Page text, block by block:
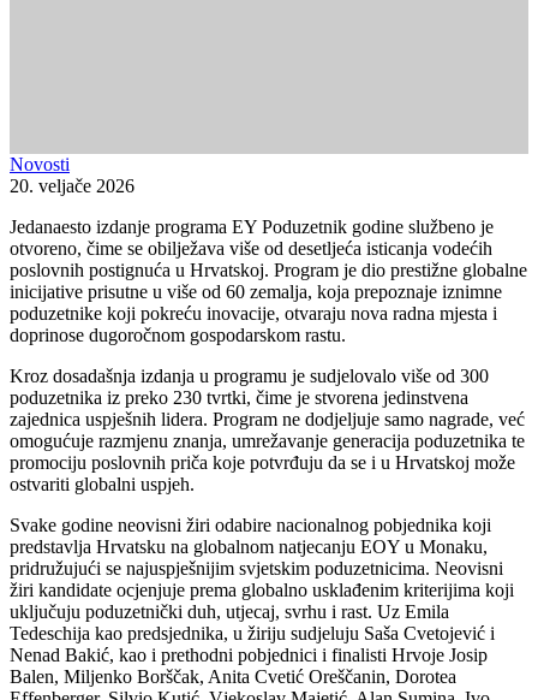
Novosti
20. veljače 2026
Jedanaesto izdanje programa EY Poduzetnik godine službeno je
otvoreno, čime se obilježava više od desetljeća isticanja vodećih
poslovnih postignuća u Hrvatskoj. Program je dio prestižne globalne
inicijative prisutne u više od 60 zemalja, koja prepoznaje iznimne
poduzetnike koji pokreću inovacije, otvaraju nova radna mjesta i
doprinose dugoročnom gospodarskom rastu.
Kroz dosadašnja izdanja u programu je sudjelovalo više od 300
poduzetnika iz preko 230 tvrtki, čime je stvorena jedinstvena
zajednica uspješnih lidera. Program ne dodjeljuje samo nagrade, već
omogućuje razmjenu znanja, umrežavanje generacija poduzetnika te
promociju poslovnih priča koje potvrđuju da se i u Hrvatskoj može
ostvariti globalni uspjeh.
Svake godine neovisni žiri odabire nacionalnog pobjednika koji
predstavlja Hrvatsku na globalnom natjecanju EOY u Monaku,
pridružujući se najuspješnijim svjetskim poduzetnicima. Neovisni
žiri kandidate ocjenjuje prema globalno usklađenim kriterijima koji
uključuju poduzetnički duh, utjecaj, svrhu i rast. Uz Emila
Tedeschija kao predsjednika, u žiriju sudjeluju Saša Cvetojević i
Nenad Bakić, kao i prethodni pobjednici i finalisti Hrvoje Josip
Balen, Miljenko Borščak, Anita Cvetić Oreščanin, Dorotea